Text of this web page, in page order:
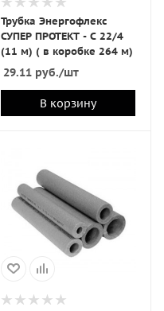
Трубка Энергофлекс
СУПЕР ПРОТЕКТ - С 22/4
(11 м) ( в коробке 264 м)
29.11руб./шт
В корзину